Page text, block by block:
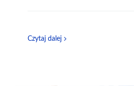
Czytaj dalej